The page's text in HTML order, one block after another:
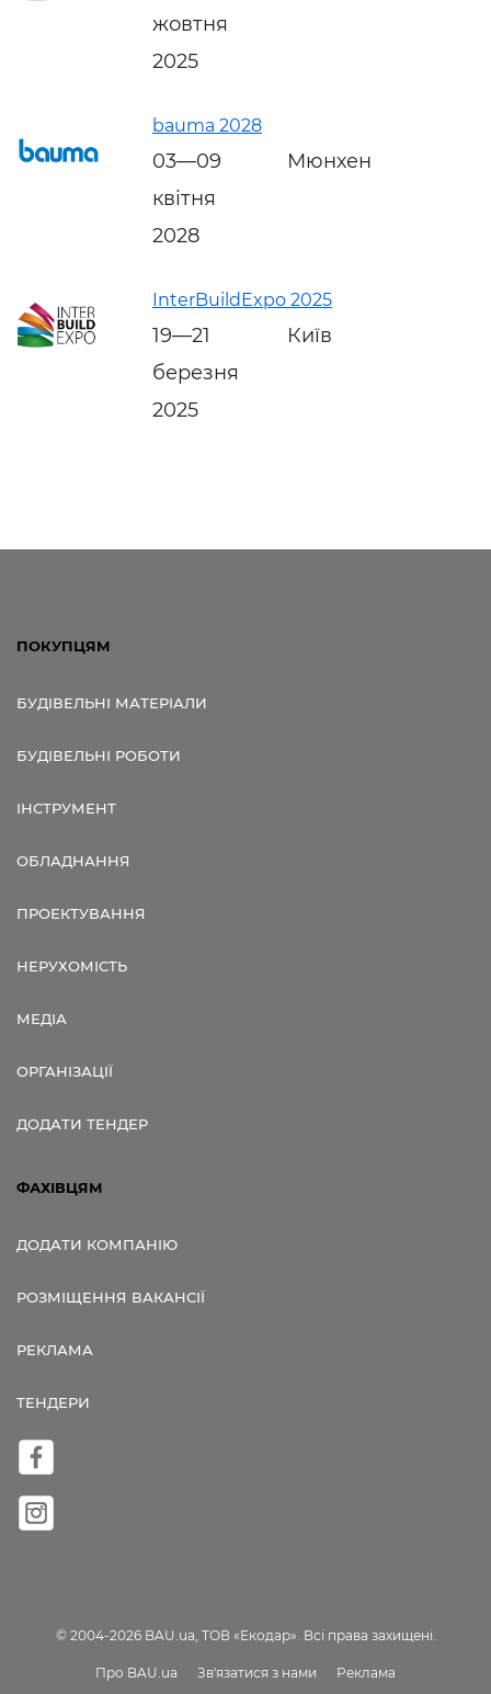
жовтня
2025
bauma 2028
03—09
квітня
2028
Мюнхен
InterBuildExpo 2025
19—21
березня
2025
Київ
ПОКУПЦЯМ
БУДІВЕЛЬНІ МАТЕРІАЛИ
БУДІВЕЛЬНІ РОБОТИ
ІНСТРУМЕНТ
ОБЛАДНАННЯ
ПРОЕКТУВАННЯ
НЕРУХОМІСТЬ
МЕДІА
ОРГАНІЗАЦІЇ
ДОДАТИ ТЕНДЕР
ФАХІВЦЯМ
ДОДАТИ КОМПАНІЮ
РОЗМІЩЕННЯ ВАКАНСІЇ
РЕКЛАМА
ТЕНДЕРИ
© 2004-2026 BAU.ua, ТОВ «Екодар». Всі права захищені.
Про BAU.ua Зв'язатися з нами Реклама